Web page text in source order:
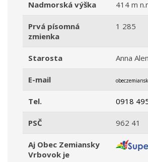
Nadmorská výška 414 m
Prvá písomná
zmienka
1 285
Starosta Anna
E-mail
Tel. 0918
PSČ 962 41
Aj Obec Zemiansky
Vrbovok je